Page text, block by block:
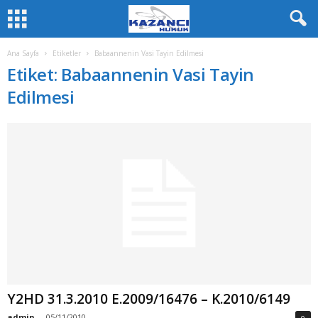
Ana Sayfa Etiketler Babaannenin Vasi Tayin Edilmesi
Etiket: Babaannenin Vasi Tayin
Edilmesi
Y2HD 31.3.2010 E.2009/16476 – K.2010/6149